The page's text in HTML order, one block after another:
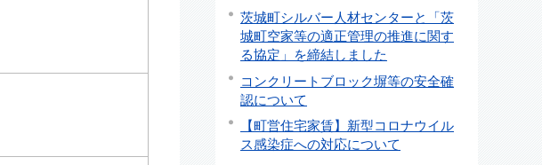
茨城町シルバー人材センターと「茨
城町空家等の適正管理の推進に関す
る協定」を締結しました
コンクリートブロック塀等の安全確
認について
【町営住宅家賃】新型コロナウイル
ス感染症への対応について